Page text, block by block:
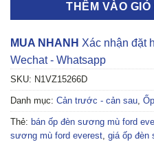
THÊM VÀO
MUA NHANH Xác nhận đặt
Wechat - Whatsapp
SKU: N1VZ15266D
Danh mục: Cản trước - cản sau
Thẻ: bán ốp đèn sương mù ford
sương mù ford everest giá ốp đèn